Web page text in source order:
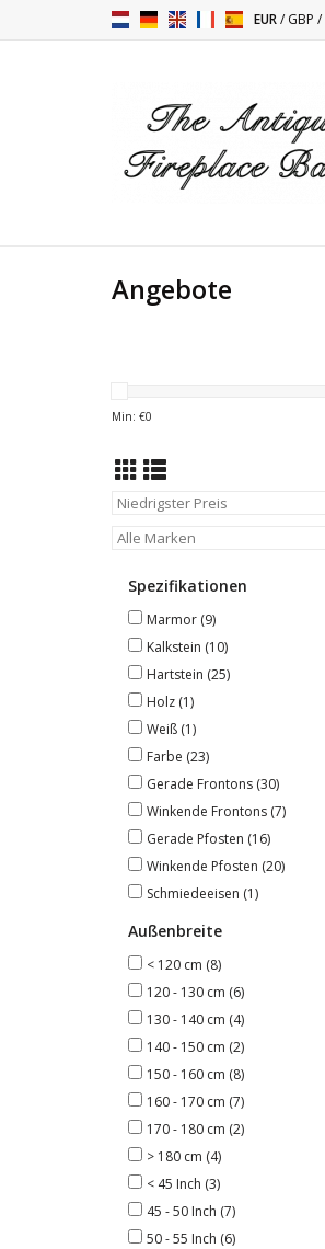
EUR/GBP /
Angebote
Min: €0
Spezifikationen
Marmor (9)
Kalkstein (10)
Hartstein (25)
Holz (1)
Weiß (1)
Farbe (23)
Gerade Frontons (30)
Winkende Frontons (7)
Gerade Pfosten (16)
Winkende Pfosten (20)
Schmiedeeisen (1)
Außenbreite
< 120 cm (8)
120 - 130 cm (6)
130 - 140 cm (4)
140 - 150 cm (2)
150 - 160 cm (8)
160 - 170 cm (7)
170 - 180 cm (2)
> 180 cm (4)
< 45 Inch (3)
45 - 50 Inch (7)
50 - 55 Inch (6)